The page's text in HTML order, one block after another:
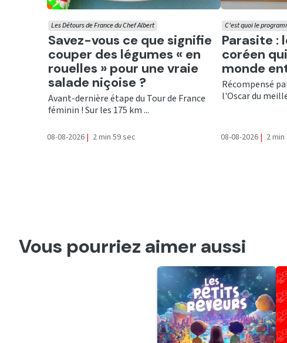
Ecouter
Savez-vous ce que signifie
couper des légumes « en
rouelles » pour une vraie
salade niçoise ?
Les Détours de France du Chef Albert
Avant-dernière étape du Tour de France
féminin ! Sur les 175 km ...
08-08-2026 | 2 min 59 sec
Ecouter
Parasite
coréen
monde
C'est quoi le
Récompensé
l'Oscar du
08-08-2026 | 2
Vous pourriez aimer aussi